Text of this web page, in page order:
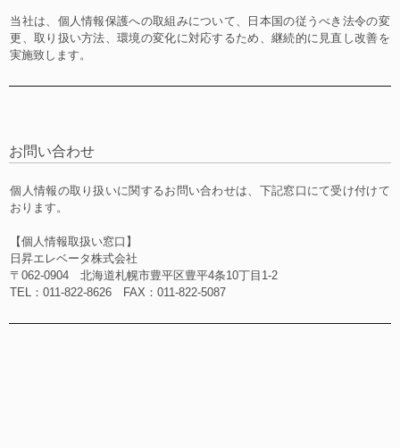
当社は、個人情報保護への取組みについて、日本国の従うべき法令の変
更、取り扱い方法、環境の変化に対応するため、継続的に見直し改善を
実施致します。
お問い合わせ
個人情報の取り扱いに関するお問い合わせは、下記窓口にて受け付けて
おります。
【個人情報取扱い窓口】
日昇エレベータ株式会社
〒062-0904 北海道札幌市豊平区豊平4条10丁目1-2
TEL：011-822-8626 FAX：011-822-5087